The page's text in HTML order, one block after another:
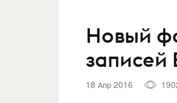
Новый
записей
18 Апр 2016